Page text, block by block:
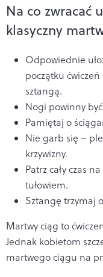
Na co zwracać
klasyczny
Odpowiednie
początku
sztangą.
Nogi powinny
Pamiętaj o
Nie garb się –
krzywizny.
Patrz cały czas
tułowiem.
Sztangę trzymaj
Martwy ciąg to
Jednak kobietom
martwego ciągu na